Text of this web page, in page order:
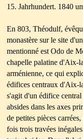
15. Jahrhundert. 1840
En 803, Théodulf,
monastère sur le site
mentionné est Odo de
chapelle palatine d'Aix-
arménienne, ce qui
édifices centraux d'Aix-
s'agit d'un édifice
absides dans les axes
de petites pièces
fois trois travées